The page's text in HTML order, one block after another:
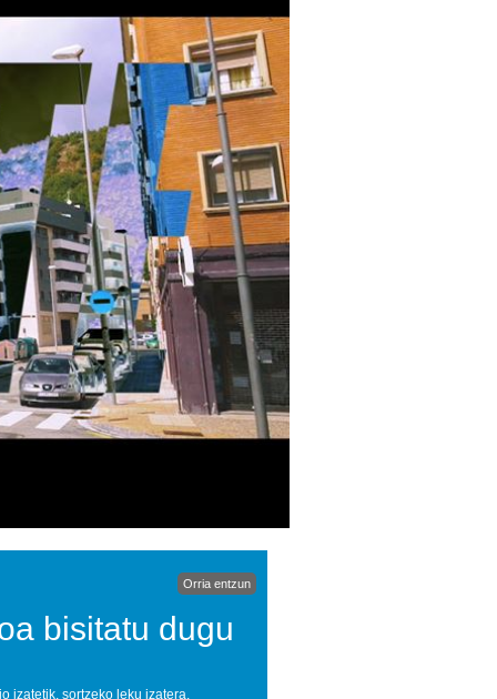
Orria entzun
bisitatu dugu
izatetik, sortzeko leku izatera.